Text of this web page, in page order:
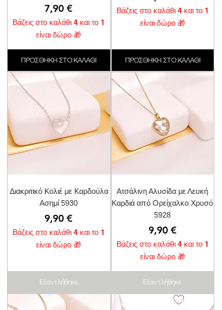
Τιμή
7,90 €
Βάζεις στο καλάθι 4 και το 1
είναι δώρο 🎁
ΠΡΟΣΘΗΚΗ ΣΤΟ ΚΑΛΑΘΙ
Βάζεις στο καλάθι 4 και το 1
είναι δώρο 🎁
ΠΡΟΣΘΗΚΗ ΣΤΟ ΚΑΛΑΘΙ
Διακριτικό Κολιέ με Καρδούλα
Ασημί 5930
Τιμή
9,90 €
Βάζεις στο καλάθι 4 και το 1
είναι δώρο 🎁
Εξαντλήθηκε
Ατσάλινη Αλυσίδα με Λευκή
Καρδιά από Ορείχαλκο Χρυσό
5928
Τιμή
9,90 €
Βάζεις στο καλάθι 4 και το 1
είναι δώρο 🎁
Εξαντλήθηκε